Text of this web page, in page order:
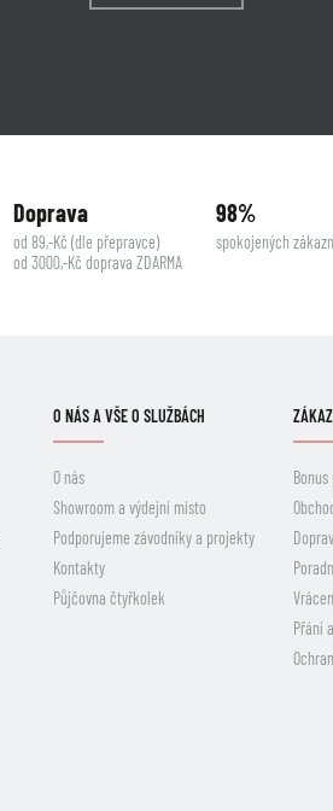
Doprava
od 89,-Kč (dle přepravce)
od 3000,-Kč doprava ZDARMA
98%
spokojených
O NÁS A VŠE O SLUŽBÁCH
O nás
Showroom a výdejní místo
Podporujeme závodníky a projekty
Kontakty
Půjčovna čtyřkolek
Přání